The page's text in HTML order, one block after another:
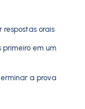
orais
primeiro em um
a prova